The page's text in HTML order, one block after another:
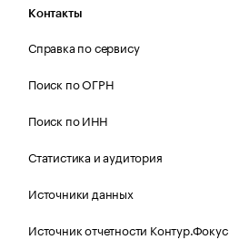
Контакты
Справка по сервису
Поиск по ОГРН
Поиск по ИНН
Статистика и аудитория
Источники данных
Источник отчетности Контур.Фокус